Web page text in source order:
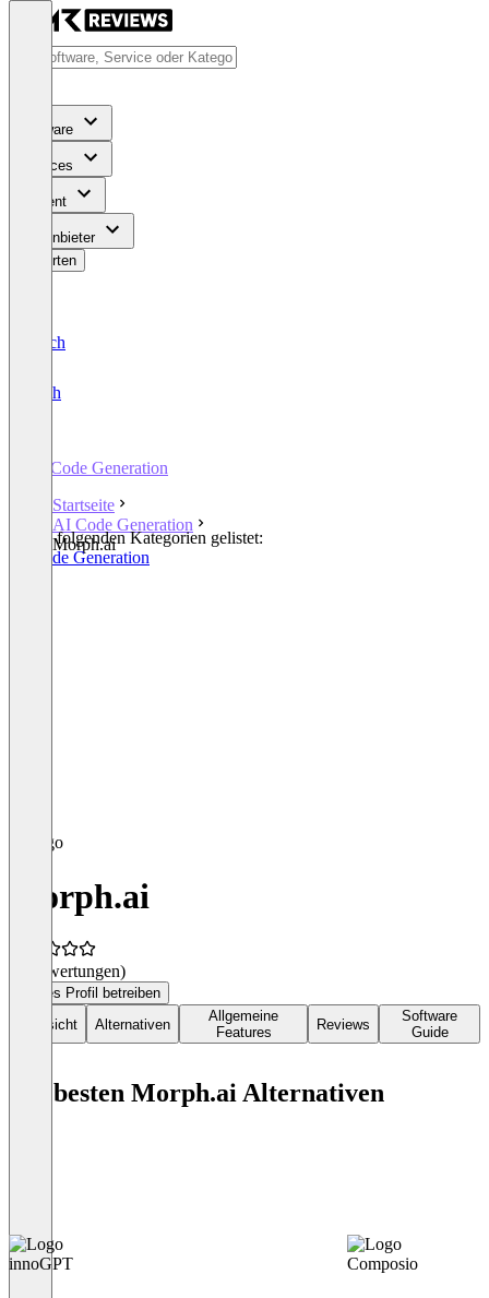
Software
Services
Content
Für Anbieter
Bewerten
Deutsch
English
AI Code Generation
Startseite
AI Code Generation
Morph.ai
In den folgenden Kategorien gelistet:
AI Code Generation
Morph.ai
(0 Bewertungen)
Dieses Profil betreiben
Übersicht
Alternativen
Allgemeine
Features
Reviews
Software
Guide
Die besten Morph.ai Alternativen
innoGPT Composio